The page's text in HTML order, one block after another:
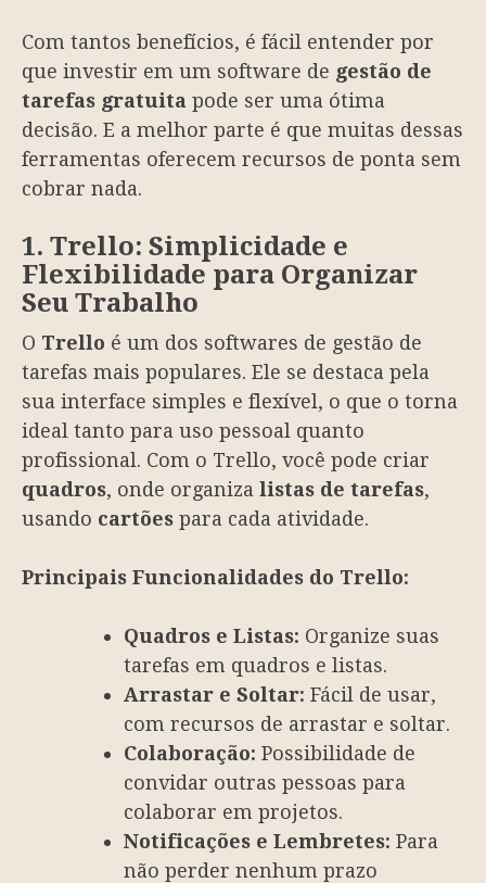
Com tantos benefícios, é fácil entender por
que investir em um software de gestão de
tarefas gratuita pode ser uma ótima
decisão. E a melhor parte é que muitas dessas
ferramentas oferecem recursos de ponta sem
cobrar nada.
1. Trello: Simplicidade e
Flexibilidade para Organizar
Seu Trabalho
O Trello é um dos softwares de gestão de
tarefas mais populares. Ele se destaca pela
sua interface simples e flexível, o que o torna
ideal tanto para uso pessoal quanto
profissional. Com o Trello, você pode criar
quadros, onde organiza listas de tarefas,
usando cartões para cada atividade.
Principais Funcionalidades do Trello:
Quadros e Listas: Organize suas
tarefas em quadros e listas.
Arrastar e Soltar: Fácil de usar,
com recursos de arrastar e soltar.
Colaboração: Possibilidade de
convidar outras pessoas para
colaborar em projetos.
Notificações e Lembretes: Para
não perder nenhum prazo